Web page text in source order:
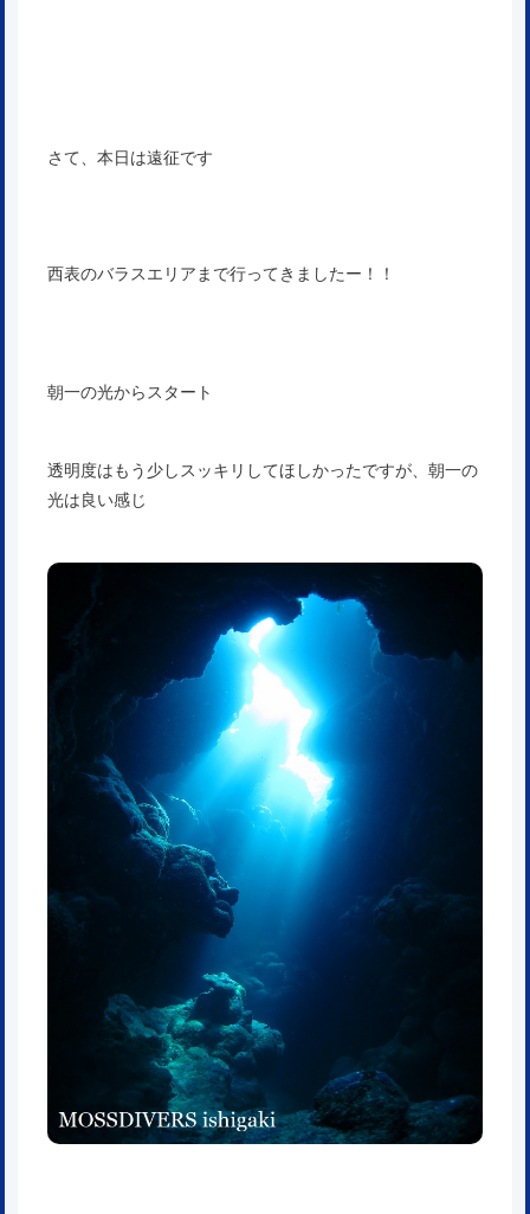
さて、本日は遠征です
西表のバラスエリアまで行ってきましたー！！
朝一の光からスタート
透明度はもう少しスッキリしてほしかったですが、朝一の
光は良い感じ